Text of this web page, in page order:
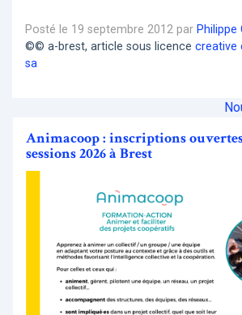
Posté le 19 septembre 2012 par Philippe
©© a-brest, article sous licence creative
sa
Animacoop : inscriptions
sessions 2026 à Brest